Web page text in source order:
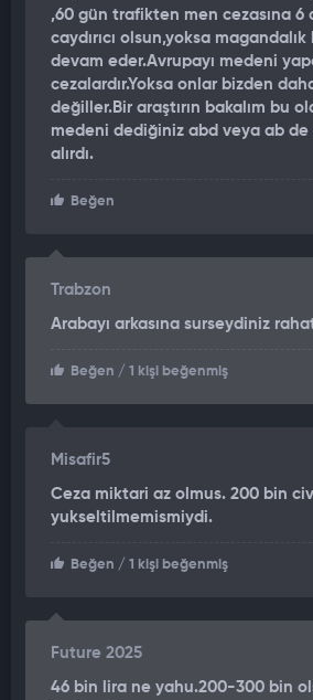
,60 gün trafikten men cezasına 6
caydırıcı olsun,yoksa magandalık
devam eder.Avrupayı medeni
cezalardır.Yoksa onlar bizden
değiller.Bir araştırın bakalım bu
medeni dediğiniz abd veya ab de
alırdı.
Beğen
Trabzon
Arabayı arkasına surseydiniz
Beğen / 1 kişi beğenmiş
Misafir5
Ceza miktari az olmus. 200 bin
yukseltilmemismiydi.
Beğen / 1 kişi beğenmiş
Future 2025
46 bin lira ne yahu.200-300 bin